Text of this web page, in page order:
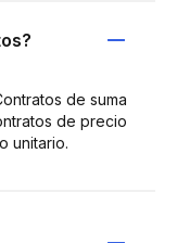
de suma
de precio
unitario.